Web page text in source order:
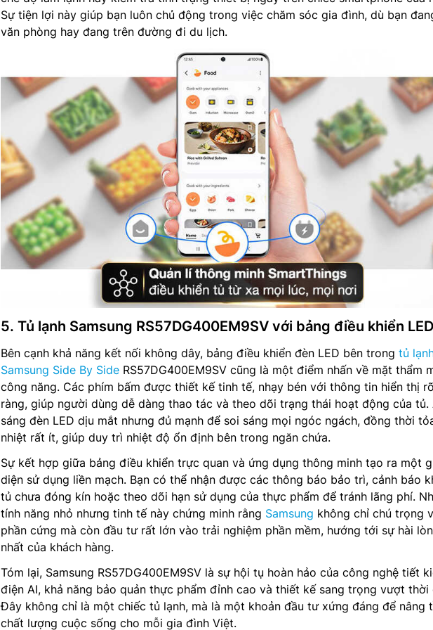
Sự tiện lợi này giúp bạn luôn chủ động trong việc chăm sóc gia đình, dù bạn
văn phòng hay đang trên đường đi du lịch.
5. Tủ lạnh Samsung RS57DG400EM9SV với bảng điều khiển LED
Bên cạnh khả năng kết nối không dây, bảng điều khiển đèn LED bên trong tủ
Samsung Side By Side RS57DG400EM9SV cũng là một điểm nhấn về mặt thẩm
công năng. Các phím bấm được thiết kế tinh tế, nhạy bén với thông tin hiển thị
ràng, giúp người dùng dễ dàng thao tác và theo dõi trạng thái hoạt động của tủ.
sáng đèn LED dịu mắt nhưng đủ mạnh để soi sáng mọi ngóc ngách, đồng thời
nhiệt rất ít, giúp duy trì nhiệt độ ổn định bên trong ngăn chứa.
Sự kết hợp giữa bảng điều khiển trực quan và ứng dụng thông minh tạo ra một
diện sử dụng liền mạch. Bạn có thể nhận được các thông báo bảo trì, cảnh báo
tủ chưa đóng kín hoặc theo dõi hạn sử dụng của thực phẩm để tránh lãng phí.
tính năng nhỏ nhưng tinh tế này chứng minh rằng Samsung không chỉ chú trọng
phần cứng mà còn đầu tư rất lớn vào trải nghiệm phần mềm, hướng tới sự hài
nhất của khách hàng.
Tóm lại, Samsung RS57DG400EM9SV là sự hội tụ hoàn hảo của công nghệ tiết
điện AI, khả năng bảo quản thực phẩm đỉnh cao và thiết kế sang trọng vượt thời
Đây không chỉ là một chiếc tủ lạnh, mà là một khoản đầu tư xứng đáng để nâng
chất lượng cuộc sống cho mỗi gia đình Việt.